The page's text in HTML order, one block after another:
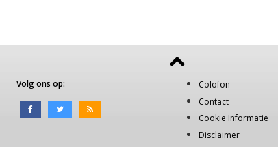
Volg ons op:
Colofon
Contact
Cookie Informatie
Disclaimer